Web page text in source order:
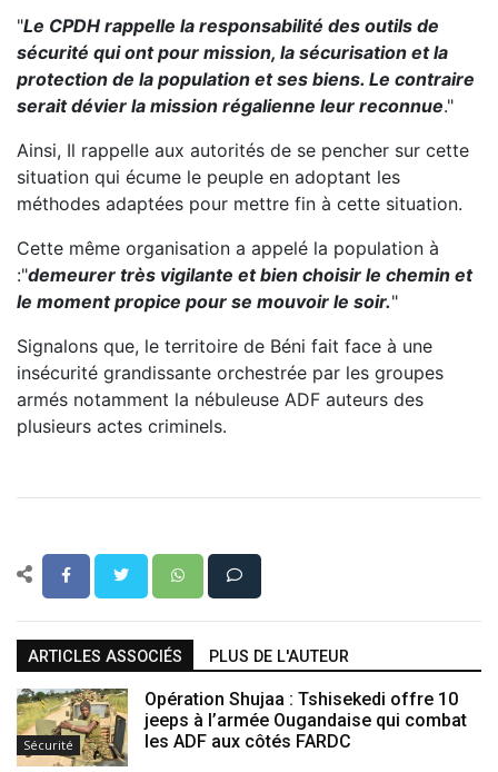
"Le CPDH rappelle la responsabilité des outils de
sécurité qui ont pour mission, la sécurisation et la
protection de la population et ses biens. Le contraire
serait dévier la mission régalienne leur reconnue."
Ainsi, Il rappelle aux autorités de se pencher sur cette
situation qui écume le peuple en adoptant les
méthodes adaptées pour mettre fin à cette situation.
Cette même organisation a appelé la population à
:"demeurer très vigilante et bien choisir le chemin et
le moment propice pour se mouvoir le soir."
Signalons que, le territoire de Béni fait face à une
insécurité grandissante orchestrée par les groupes
armés notamment la nébuleuse ADF auteurs des
plusieurs actes criminels.
ARTICLES ASSOCIÉS PLUS DE L'AUTEUR
Sécurité
Opération Shujaa : Tshisekedi offre 10
jeeps à l’armée Ougandaise qui combat
les ADF aux côtés FARDC